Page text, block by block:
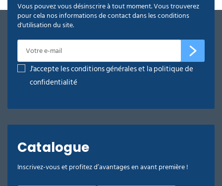
Vous pouvez vous désinscrire à tout moment. Vous trouverez
pour cela nos informations de contact dans les conditions
d'utilisation du site.
J'accepte les conditions générales et la politique de
confidentialité
Catalogue
Inscrivez-vous et profitez d’avantages en avant première !